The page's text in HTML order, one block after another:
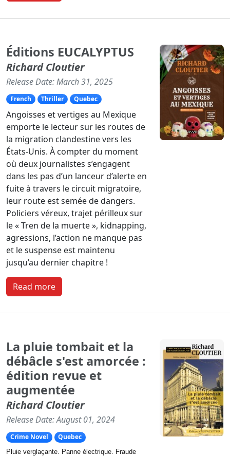
Éditions EUCALYPTUS
Richard Cloutier
Release Date: March 31, 2025
French Thriller Quebec
Angoisses et vertiges au Mexique
emporte le lecteur sur les routes de
la migration clandestine vers les
États-Unis. À compter du moment
où deux journalistes s’engagent
dans les pas d’un lanceur d’alerte en
fuite à travers le circuit migratoire,
leur route est semée de dangers.
Policiers véreux, trajet périlleux sur
le « Tren de la muerte », kidnapping,
agressions, l’action ne manque pas
et le suspense est maintenu
jusqu’au dernier chapitre !
Read more
La pluie tombait et la
débâcle s'est amorcée :
édition revue et
augmentée
Richard Cloutier
Release Date: August 01, 2024
Crime Novel Quebec
Pluie verglaçante. Panne électrique. Fraude